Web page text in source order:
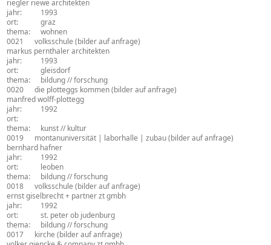
architekturbüro:
riegler riewe architekten
jahr:
1993
ort:
graz
thema:
wohnen
0021
volksschule (bilder auf anfrage)
architekturbüro:
markus pernthaler architekten
jahr:
1993
ort:
gleisdorf
thema:
bildung // forschung
0020
die plotteggs kommen(bilder auf anfrage)
architekturbüro:
manfred wolff-plottegg
jahr:
1992
ort:
thema:
kunst // kultur
0019
montanuniversität | laborhalle | zubau(bilder auf anfrage)
architekturbüro:
bernhard hafner
jahr:
1992
ort:
leoben
thema:
bildung // forschung
0018
volksschule (bilder auf anfrage)
architekturbüro:
ernst giselbrecht + partner zt gmbh
jahr:
1992
ort:
st. peter ob judenburg
thema:
bildung // forschung
0017
kirche (bilder auf anfrage)